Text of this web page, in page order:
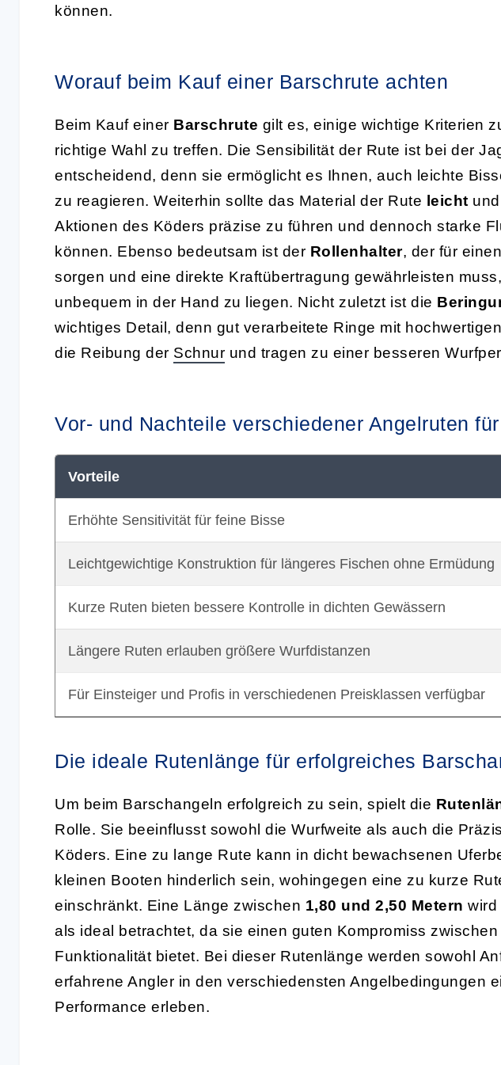
können.
Worauf beim Kauf einer Barschrute achten
Beim Kauf einer Barschrute gilt es, einige wichtige Kriterien
richtige Wahl zu treffen. Die Sensibilität der Rute ist bei der
entscheidend, denn sie ermöglicht es Ihnen, auch leichte
zu reagieren. Weiterhin sollte das Material der Rute leicht und
Aktionen des Köders präzise zu führen und dennoch starke
können. Ebenso bedeutsam ist der Rollenhalter, der für
sorgen und eine direkte Kraftübertragung gewährleisten
unbequem in der Hand zu liegen. Nicht zuletzt ist die
wichtiges Detail, denn gut verarbeitete Ringe mit
die Reibung der Schnur und tragen zu einer besseren
Vor- und Nachteile verschiedener Angelruten
Vorteile
Erhöhte Sensitivität für feine Bisse
Leichtgewichtige Konstruktion für längeres Fischen ohne Ermüdung
Kurze Ruten bieten bessere Kontrolle in dichten Gewässern
Längere Ruten erlauben größere Wurfdistanzen
Für Einsteiger und Profis in verschiedenen Preisklassen verfügbar
Die ideale Rutenlänge für erfolgreiches
Um beim Barschangeln erfolgreich zu sein, spielt die
Rolle. Sie beeinflusst sowohl die Wurfweite als auch die
Köders. Eine zu lange Rute kann in dicht bewachsenen
kleinen Booten hinderlich sein, wohingegen eine zu kurze
einschränkt. Eine Länge zwischen 1,80 und 2,50 Metern wird
als ideal betrachtet, da sie einen guten Kompromiss
Funktionalität bietet. Bei dieser Rutenlänge werden sowohl
erfahrene Angler in den verschiedensten Angelbedingungen
Performance erleben.